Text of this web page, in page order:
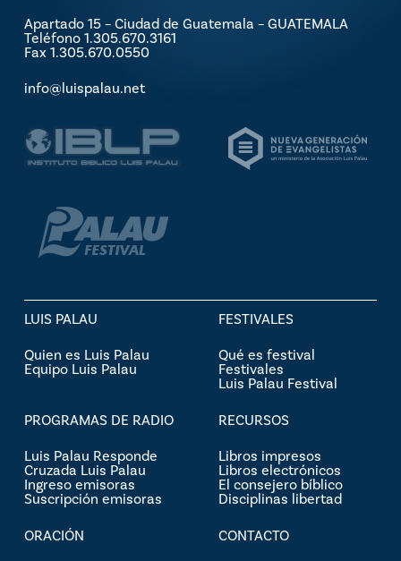
Apartado 15 – Ciudad de Guatemala – GUATEMALA
Teléfono 1.305.670.3161
Fax 1.305.670.0550
info@luispalau.net
LUIS PALAU
Quien es Luis Palau
Equipo Luis Palau
FESTIVALES
Qué es festival
Festivales
Luis Palau Festival
PROGRAMAS DE RADIO
Luis Palau Responde
Cruzada Luis Palau
Ingreso emisoras
Suscripción emisoras
RECURSOS
Libros impresos
Libros electrónicos
El consejero bíblico
Disciplinas libertad
ORACIÓN CONTACTO